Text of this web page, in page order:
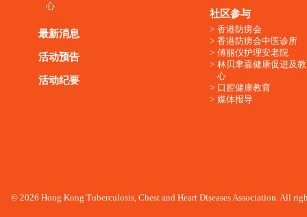
心
最新消息
活动预告
活动纪要
社区参与
香港防痨会
香港防痨会中医诊所
傅丽仪护理安老院
林贝聿嘉健康促进及
心
口腔健康教育
媒体报导
© 2026 Hong Kong Tuberculosis, Chest and Heart Diseases Association. All